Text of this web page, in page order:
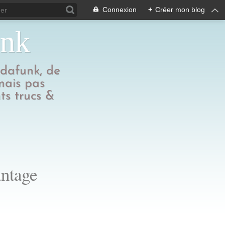
Connexion + Créer mon blog
de
pas
trucs &